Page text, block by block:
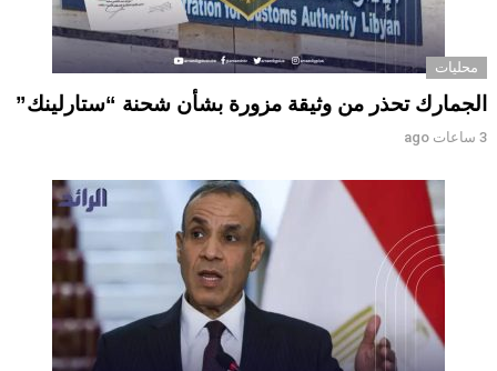
محليات
الجمارك تحذر من وثيقة مزورة بشأن شحنة “ستارلينك”
3 ساعات ago